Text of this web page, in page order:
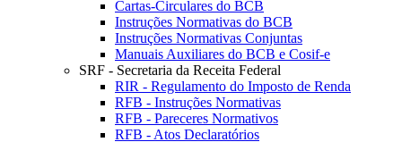
Cartas-Circulares do BCB
Instruções Normativas do BCB
Instruções Normativas Conjuntas
Manuais Auxiliares do BCB e Cosif-e
SRF - Secretaria da Receita Federal
RIR - Regulamento do Imposto de Renda
RFB - Instruções Normativas
RFB - Pareceres Normativos
RFB - Atos Declaratórios